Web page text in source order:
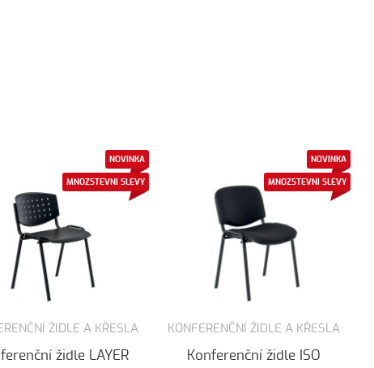
NOVINKA
MNOZSTEVNI SLEVY
ŽIDLE A KŘESLA
židle LAYER
NOVINKA
MNOZSTEVNI SLEVY
KONFERENČNÍ ŽIDLE A KŘESLA
Konferenční židle ISO